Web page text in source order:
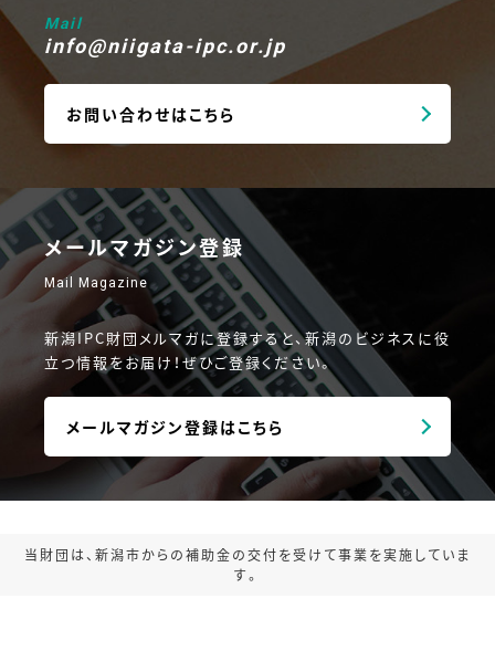
Mail
info@niigata-ipc.or.jp
お問い合わせはこちら
メールマガジン登録
Mail Magazine
新潟IPC財団メルマガに登録すると、新潟のビジネスに役
立つ情報をお届け！ぜひご登録ください。
メールマガジン登録はこちら
当財団は、新潟市からの補助金の交付を受けて事業を実施していま
す。